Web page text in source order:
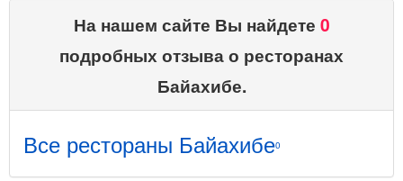
На нашем сайте Вы найдете 0
подробных отзыва о ресторанах
Байахибе.
Все рестораны Байахибе0